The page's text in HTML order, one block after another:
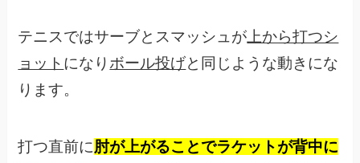
テニスではサーブとスマッシュが上から打つシ
ョット になり ボール投げと同じような動きにな
ります。
打つ直前に肘が上がることでラケットが背中に